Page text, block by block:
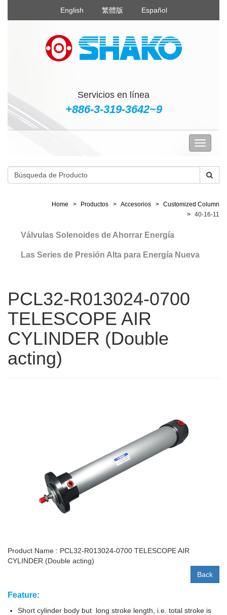
English 繁體版 Español
Servicios en línea
+886-3-319-3642~9
Home Productos Accesorios
Customized Column
40-16-11
Válvulas Solenoides de Ahorrar Energía
Las Series de Presión Alta para Energía Nueva
PCL32-R013024-0700
TELESCOPE AIR
CYLINDER (Double
acting)
Product Name : PCL32-R013024-0700 TELESCOPE AIR
CYLINDER (Double acting)
Back
Feature:
Short cylinder body but long stroke length, i.e. total stroke is